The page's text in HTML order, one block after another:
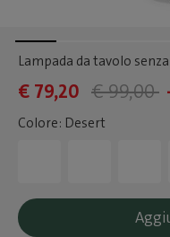
Lampada da tavolo
€ 79,20 € 99,00
Colore: Desert